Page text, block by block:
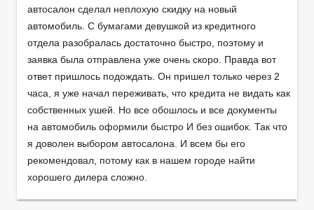
автосалон сделал неплохую скидку на новый
автомобиль. С бумагами девушкой из кредитного
отдела разобралась достаточно быстро, поэтому и
заявка была отправлена уже очень скоро. Правда вот
ответ пришлось подождать. Он пришел только через 2
часа, я уже начал переживать, что кредита не видать как
собственных ушей. Но все обошлось и все документы
на автомобиль оформили быстро И без ошибок. Так что
я доволен выбором автосалона. И всем бы его
рекомендовал, потому как в нашем городе найти
хорошего дилера сложно.